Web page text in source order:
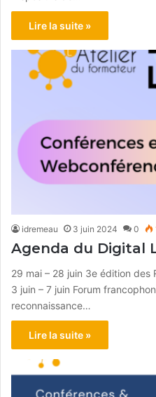
Lire la suite »
idremeau 3 juin 2024 0
Agenda du Digital
29 mai – 28 juin 3e édition
3 juin – 7 juin Forum
reconnaissance…
Lire la suite »